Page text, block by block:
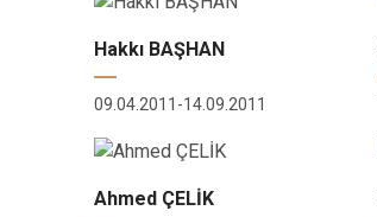
Hakkı BAŞHAN
09.04.2011-14.09.2011
Ahmed ÇELİK